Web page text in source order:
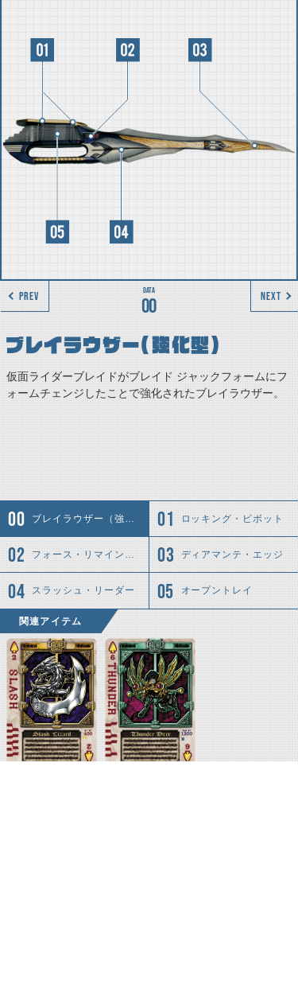
00
PREV NEXT
ブレイラウザー（強化型）
仮面ライダーブレイドがブレイド ジャックフォームにフ
ォームチェンジしたことで強化されたブレイラウザー。
ブレイラウザー（強化型） ロッキング・ピボット
フォース・リマインダー・サイト ディアマンテ・エッジ
スラッシュ・リーダー オープントレイ
関連アイテム